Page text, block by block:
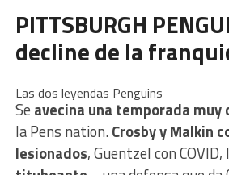
PITTSBURGH
decline de la
Las dos leyendas Penguins
Se avecina una temporada muy
la Pens nation.Crosby y Malkin
lesionados, Guentzel con COVID,